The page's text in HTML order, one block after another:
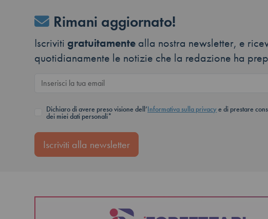
Rimani aggiornato!
Iscriviti gratuitamente alla nostra newsletter, e
quotidianamente le notizie che la redazione ha
Dichiaro di avere preso visione dell’Informativa sulla privacye di prestare
dei miei dati personali*
Iscriviti alla newsletter